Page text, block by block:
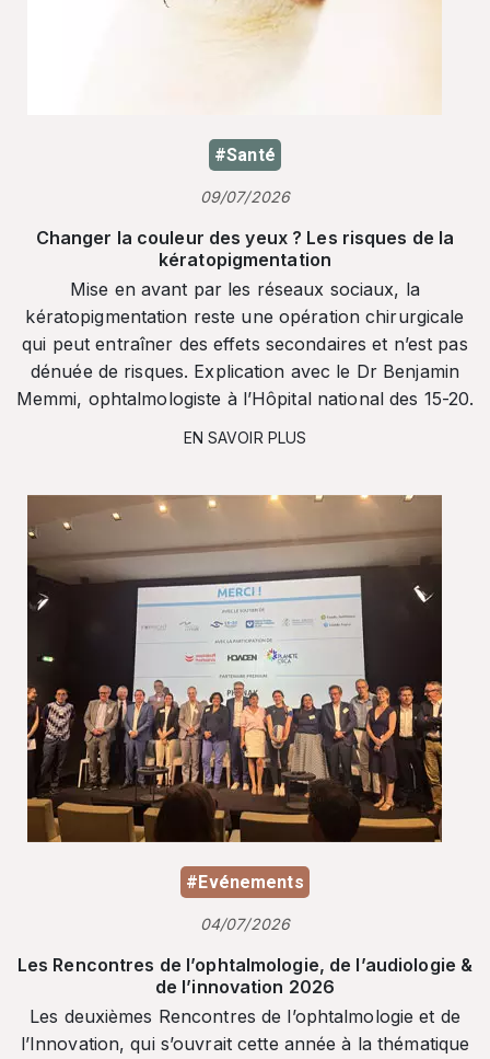
#Santé
09/07/2026
Changer la couleur des yeux ? Les risques de la
kératopigmentation
Mise en avant par les réseaux sociaux, la
kératopigmentation reste une opération chirurgicale
qui peut entraîner des effets secondaires et n’est pas
dénuée de risques. Explication avec le Dr Benjamin
Memmi, ophtalmologiste à l’Hôpital national des 15-20.
EN SAVOIR PLUS
#Evénements
04/07/2026
Les Rencontres de l’ophtalmologie, de l’audiologie &
de l’innovation 2026
Les deuxièmes Rencontres de l’ophtalmologie et de
l’Innovation, qui s’ouvrait cette année à la thématique